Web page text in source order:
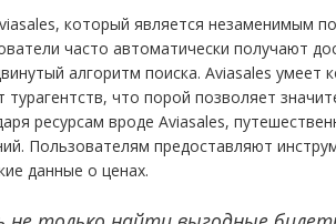
который является незаменимым
часто автоматически получают
алгоритм поиска. Aviasales умеет
что порой позволяет
ресурсам вроде Aviasales,
Пользователям предоставляют
данные о ценах.